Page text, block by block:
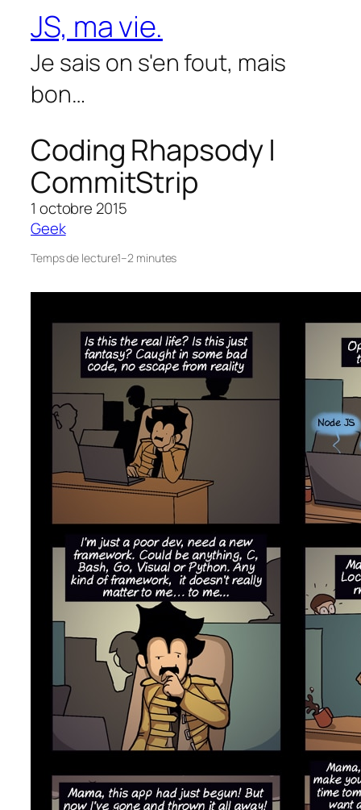
contenu
JS, ma vie.
Je sais on s'en fout, mais
bon…
Coding Rhapsody |
CommitStrip
1 octobre 2015
Geek
Temps de lecture1–2 minutes